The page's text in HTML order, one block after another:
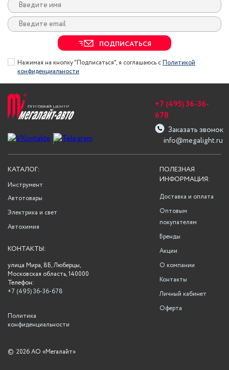
ПОДПИСАТЬСЯ
Нажимая на кнопку "Подписаться", я соглашаюсь сПолитикой
конфиденциальности
info@megalight.ru
+7 (495) 36-36-
678
Заказать звонок
ПОЛЕЗНАЯ
ИНФОРМАЦИЯ:
Доставка и оплата
Оптовым
покупателям
Бренды
Акции
О компании
Контакты
Личный кабинет
Оферта
КАТАЛОГ:
Инструмент
Автотовары
Электрика и свет
Автохимия
КОНТАКТЫ:
улица Мира, 8Б, Люберцы,
Московская область, 140000
Телефон:
+7 (495) 36-36-678
Политика
конфиденциальности
© 2026 АО «Мегалайт»